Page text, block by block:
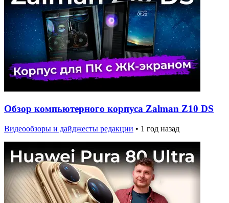
Обзор компьютерного корпуса Zalman Z10 DS
Видеообзоры и дайджесты редакции • 1 год назад